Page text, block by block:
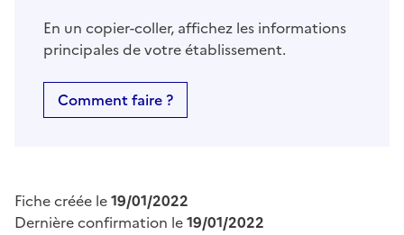
En un copier-coller, affichez les informations
principales de votre établissement.
Comment faire ?
Fiche créée le19/01/2022
Dernière confirmation le19/01/2022